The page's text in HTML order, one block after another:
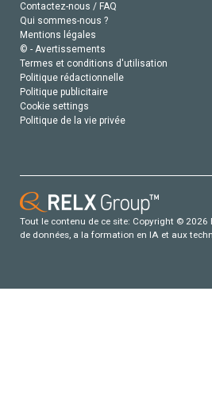
Contactez-nous / FAQ
Qui sommes-nous ?
Mentions légales
© - Avertissements
Termes et conditions d'utilisation
Politique rédactionnelle
Politique publicitaire
Cookie settings
Politique de la vie privée
Tout le contenu de ce site: Copyright © 2026
de données, a la formation en IA et aux